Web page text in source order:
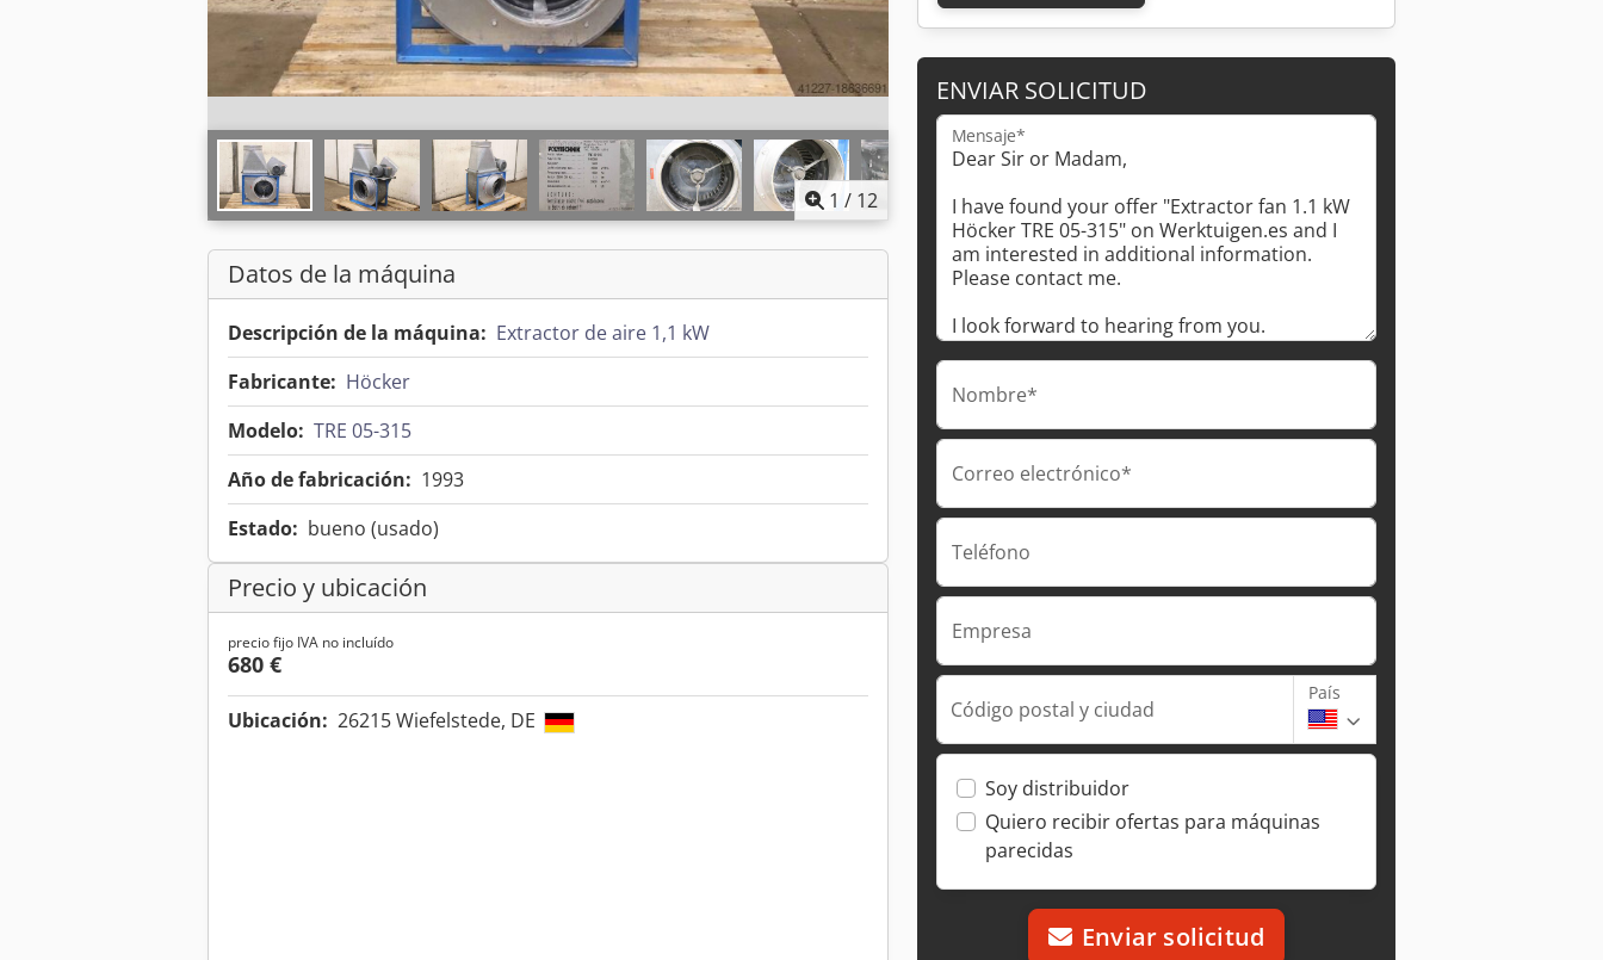
1 / 12
Datos de la máquina
Descripción de la máquina: Extractor de aire 1,1 kW
Fabricante: Höcker
Modelo: TRE 05-315
Año de fabricación: 1993
Estado: bueno (usado)
Precio y ubicación
precio fijo IVA no incluído
680 €
Ubicación: 26215 Wiefelstede, DE
ENVIAR SOLICITUD
Mensaje*
Nombre*
Correo electrónico*
Teléfono
Empresa
Código postal y ciudad
País
Soy distribuidor
Quiero recibir ofertas para máquinas
parecidas
Enviar solicitud